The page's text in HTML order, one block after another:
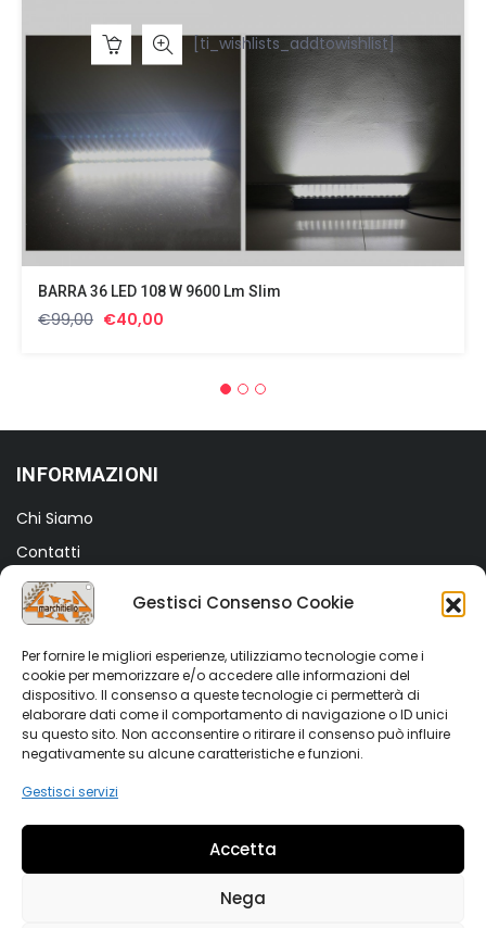
Gestisci Consenso Cookie
Per fornire le migliori esperienze, utilizziamo tecnologie come i
cookie per memorizzare e/o accedere alle informazioni del
dispositivo. Il consenso a queste tecnologie ci permetterà di
elaborare dati come il comportamento di navigazione o ID unici
su questo sito. Non acconsentire o ritirare il consenso può influire
negativamente su alcune caratteristiche e funzioni.
Gestisci servizi
Accetta
Nega
[ti_wishlists_addtowishlist]
BARRA 36 LED 108 W 9600 Lm Slim
€99,00 Il€40,00
INFORMAZIONI
Chi Siamo
Contatti
Termini e Condizioni
Privacy Policy
Cookie Policy (UE)
SHOP
Shop
My account
Wishlist